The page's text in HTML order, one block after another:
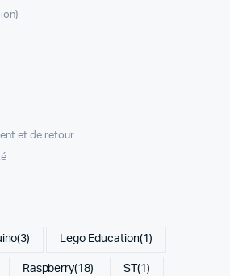
et de retour
(3) Lego Education(1)
Raspberry(18) ST(1)